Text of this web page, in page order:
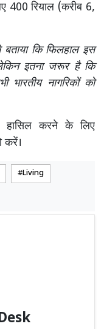
400 रियाल (करीब 6,
कि फिलहाल इस
इतना जरूर है कि
नागरिकों को
करने के लिए
करें।
Living